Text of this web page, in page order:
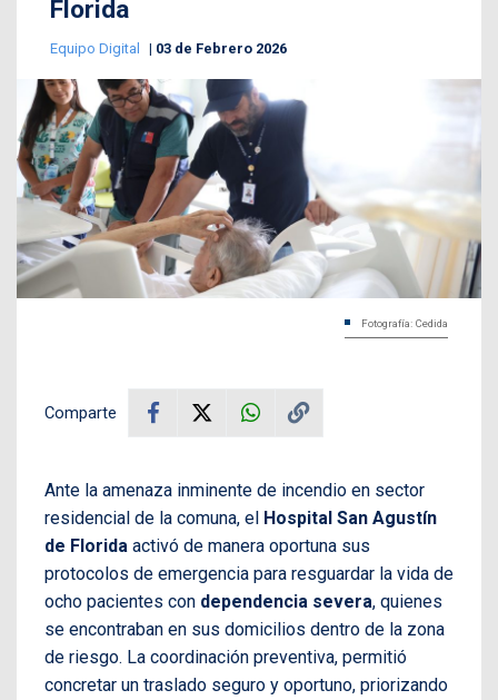
Florida
Equipo Digital 03 de Febrero 2026
Fotografía: Cedida
Comparte
Ante la amenaza inminente de incendio en sector
residencial de la comuna, el Hospital San Agustín
de Florida activó de manera oportuna sus
protocolos de emergencia para resguardar la vida de
ocho pacientes con dependencia severa, quienes
se encontraban en sus domicilios dentro de la zona
de riesgo. La coordinación preventiva, permitió
concretar un traslado seguro y oportuno, priorizando